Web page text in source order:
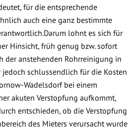
für die entsprechende
auch eine ganz bestimmte
lohnt es sich für
Hinsicht, früh genug bzw. sofort
der anstehenden Rohrreinigung in
jedoch schlussendlich für die Kosten
Wadelsdorf bei einem
akuten Verstopfung aufkommt,
entschieden, ob die Verstopfung
des Mieters verursacht wurde